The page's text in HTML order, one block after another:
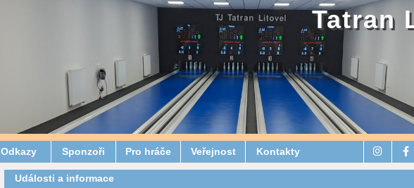
Tatran
Odkazy Sponzoři Pro hráče Veřejnost Kontakty
Události a informace